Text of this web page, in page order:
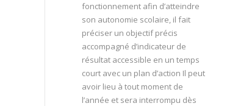
fonctionnement afin d’atteindre
son autonomie scolaire, il fait
préciser un objectif précis
accompagné d’indicateur de
résultat accessible en un temps
court avec un plan d’action Il peut
avoir lieu à tout moment de
l’année et sera interrompu dès